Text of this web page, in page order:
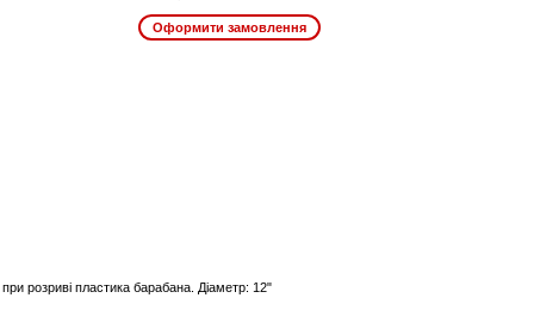
розриві пластика барабана. Діаметр: 12"